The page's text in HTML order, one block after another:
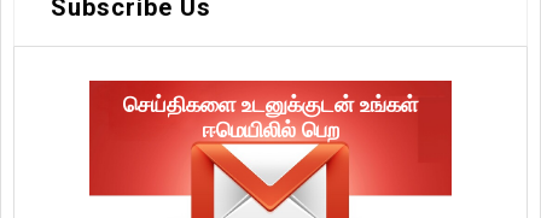
Subscribe Us
செய்திகளை உடனுக்குடன் உங்கள்
ஈமெயிலில் பெற